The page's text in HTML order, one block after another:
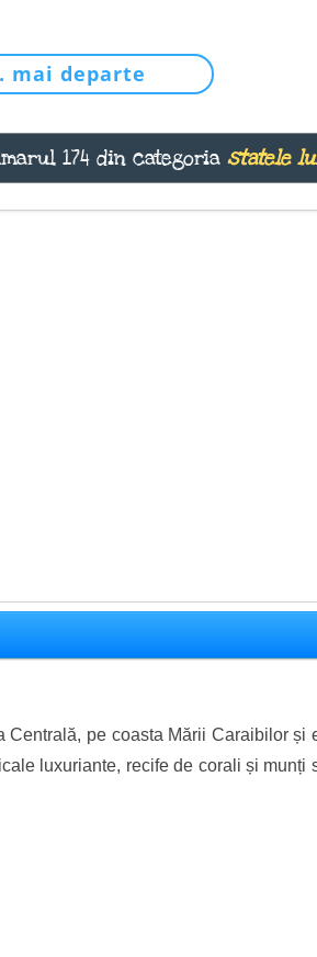
mai departe
174 din categoriastatele
Centrală, pe coasta Mării Caraibilor și
luxuriante, recife de corali și